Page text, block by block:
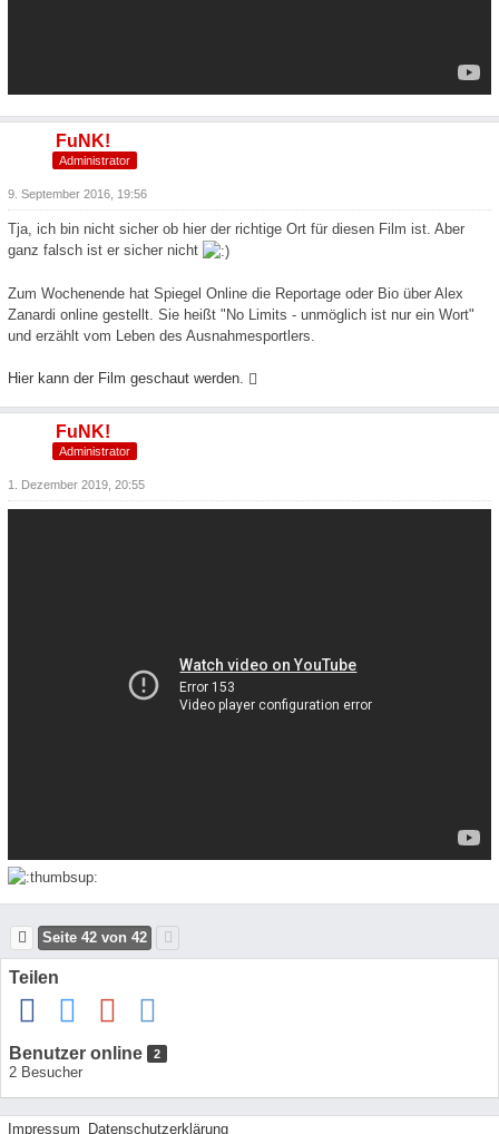
FuNK!
Administrator
9. September 2016, 19:56
Tja, ich bin nicht sicher ob hier der richtige Ort für diesen Film ist. Aber
ganz falsch ist er sicher nicht
Zum Wochenende hat Spiegel Online die Reportage oder Bio über Alex
Zanardi online gestellt. Sie heißt "No Limits - unmöglich ist nur ein Wort"
und erzählt vom Leben des Ausnahmesportlers.
Hier kann der Film geschaut werden.
FuNK!
Administrator
1. Dezember 2019, 20:55
Seite 42 von 42
Teilen
Benutzer online 2
2 Besucher
Impressum Datenschutzerklärung